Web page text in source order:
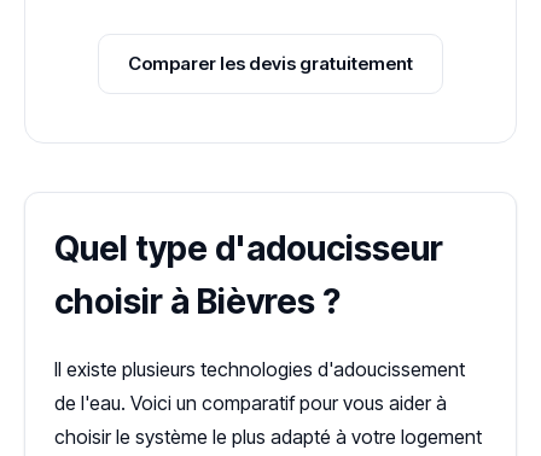
Comparer les devis gratuitement
Quel type d'adoucisseur
choisir à Bièvres ?
Il existe plusieurs technologies d'adoucissement
de l'eau. Voici un comparatif pour vous aider à
choisir le système le plus adapté à votre logement